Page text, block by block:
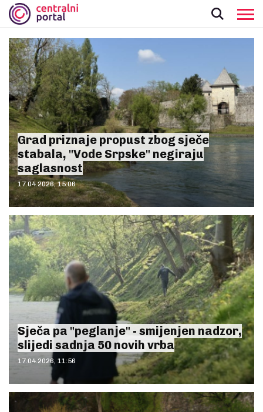
Grad priznaje propust zbog sječe
stabala, "Vode Srpske" negiraju
saglasnost
17.04.2026, 15:06
Sječa pa "peglanje" - smijenjen nadzor,
slijedi sadnja 50 novih vrba
17.04.2026, 11:56